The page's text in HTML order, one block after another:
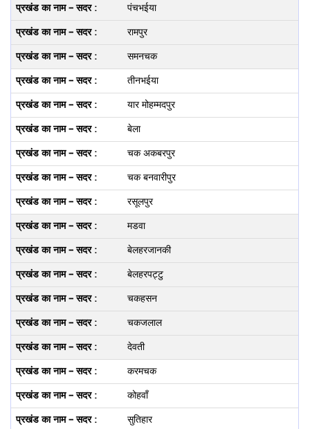
पंचभईया
रामपुर
समनचक
तीनभईया
यार मोहम्‍मदपुर
बेला
चक अकबरपुर
चक बनवारीपुर
रसूलपुर
मडवा
बेलहरजानकी
बेलहरपट्टु
चकहसन
चकजलाल
देवती
करमचक
कोहवॉं
सुतिहार